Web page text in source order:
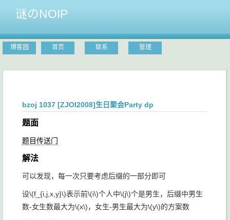
谜のNOIP
博客园 首页 联系 管理
bzoj 1037 [ZJOI2008]生日聚会Party dp
题面
题目传送门
解法
可以发现，每一次只要考虑后缀的一部分即可
设\(f_{i,j,x,y}\)表示前\(i\)个人中\(j\)个是男生，后缀中男生
数-女生数最大为\(x\)，女生-男生最大为\(y\)的方案数